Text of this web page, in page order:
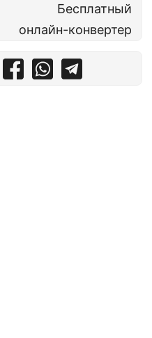
Бесплатный
онлайн-конвертер